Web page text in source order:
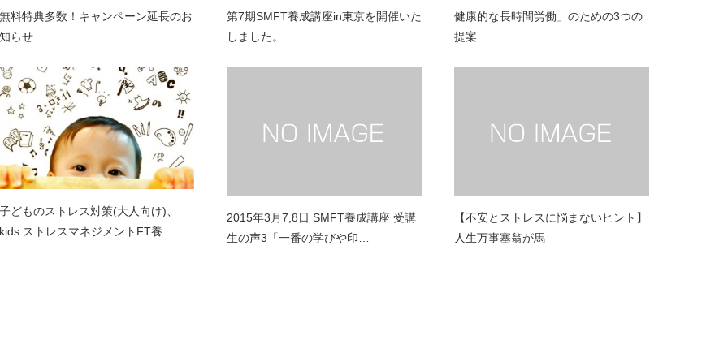
無料特典多数！キャンペーン延長のお
知らせ
第7期SMFT養成講座in東京を開催いた
しました。
健康的な長時間労働」のための3つの
提案
子どものストレス対策(大人向け)、
kids ストレスマネジメントFT養…
2015年3月7,8日 SMFT養成講座 受講
生の声3「一番の学びや印…
【不安とストレスに悩まないヒント】
人生万事塞翁が馬